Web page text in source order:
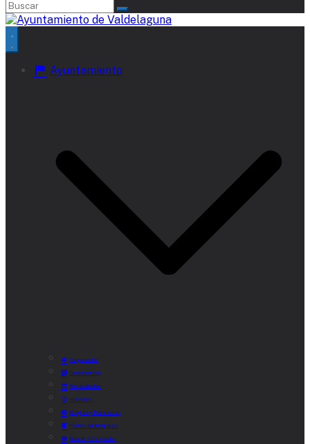
Ayuntamiento
Corporación
Documentos
Recaudación
Horarios
Empleo y Formación
Plenos Municipales
Boletín «De Valde»